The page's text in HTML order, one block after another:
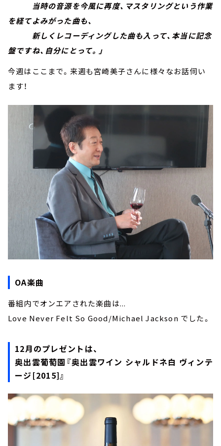
当時の音源を今風に再度、マスタリングという作業
を経てよみがった曲も、
新しくレコーディングした曲も入って、本当に記念
盤ですね、自分にとって。」
今週はここまで。来週も宮崎美子さんに様々なお話伺い
ます！
OA楽曲
番組内でオンエアされた楽曲は...
Love Never Felt So Good/Michael Jackson でした。
12月のプレゼントは、
奥出雲葡萄園『奥出雲ワイン シャルドネ白 ヴィンテ
ージ[2015]』